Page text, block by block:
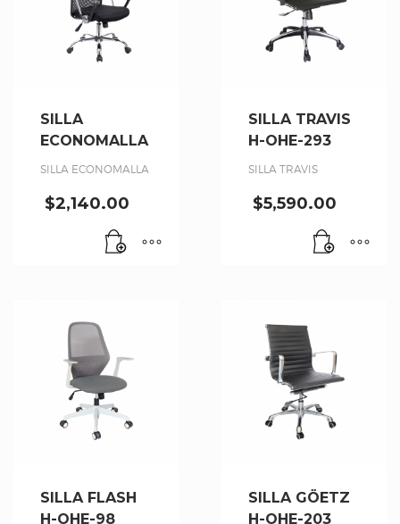
SILLA
ECONOMALLA
SILLA ECONOMALLA
$2,140.00
SILLA TRAVIS
H-OHE-293
SILLA TRAVIS
$5,590.00
SILLA FLASH
H-OHE-98
SILLA GÖETZ
H-OHE-203